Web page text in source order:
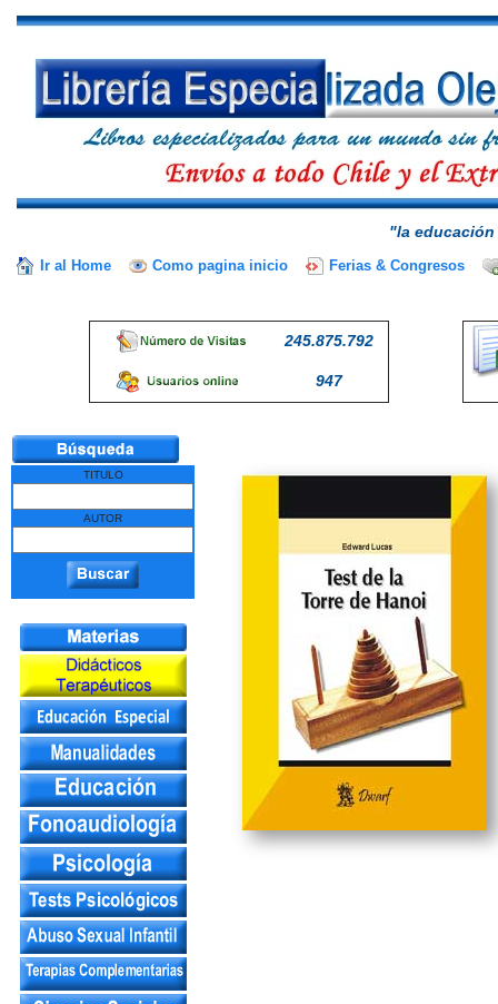
"la
Ir al Home Como pagina inicio Ferias & Congresos
245.875.792
947
TITULO
AUTOR